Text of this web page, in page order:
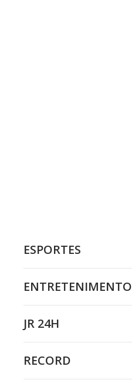
ESPORTES
ENTRETENIMENTO
JR 24H
RECORD